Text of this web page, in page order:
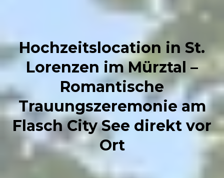
Hochzeitslocation in St.
Lorenzen im Mürztal –
Romantische
Trauungszeremonie am
Flasch City See direkt vor
Ort